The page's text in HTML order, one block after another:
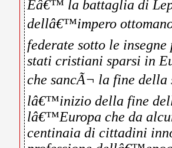
Eâ€™ la battaglia di
dellâ€™impero
federate sotto le
stati cristiani sparsi in
che sancÃ¬ la fine della
lâ€™inizio della fine
lâ€™Europa che da
centinaia di cittadini